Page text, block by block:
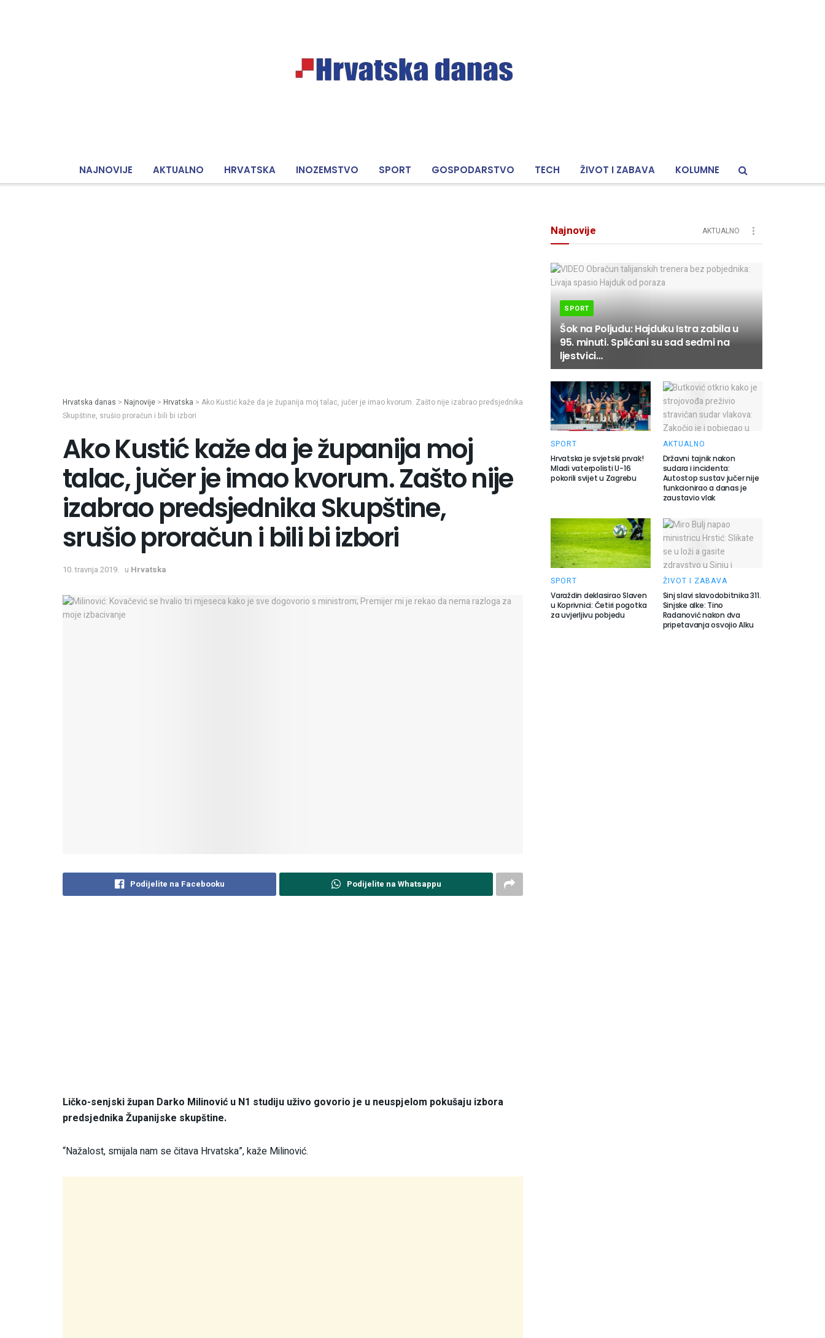
NAJNOVIJE AKTUALNO HRVATSKA INOZEMSTVO SPORT GOSPODARSTVO TECH ŽIVOT I ZABAVA KOLUMNE
Hrvatska danas > Najnovije > Hrvatska > Ako Kustić kaže da je županija moj talac, jučer je imao kvorum. Zašto nije izabrao predsjednika
Skupštine, srušio proračun i bili bi izbori
Ako Kustić kaže da je županija moj
talac, jučer je imao kvorum. Zašto nije
izabrao predsjednika Skupštine,
srušio proračun i bili bi izbori
10. travnja 2019. u Hrvatska
Podijelite na Facebooku Podijelite na Whatsappu
Ličko-senjski župan Darko Milinović u N1 studiju uživo govorio je u neuspjelom pokušaju izbora
predsjednika Županijske skupštine.
“Nažalost, smijala nam se čitava Hrvatska”, kaže Milinović.
Najnovije AKTUALNO
SPORT
Šok na Poljudu: Hajduku Istra zabila u
95. minuti. Splićani su sad sedmi na
ljestvici…
SPORT
Hrvatska je svjetski prvak!
Mladi vaterpolisti U-16
pokorili svijet u Zagrebu
AKTUALNO
Državni tajnik nakon
sudara i incidenta:
Autostop sustav jučer nije
funkcionirao a danas je
zaustavio vlak
SPORT
Varaždin deklasirao Slaven
u Koprivnici: Četiri pogotka
za uvjerljivu pobjedu
ŽIVOT I ZABAVA
Sinj slavi slavodobitnika 311.
Sinjske alke: Tino
Radanović nakon dva
pripetavanja osvojio Alku